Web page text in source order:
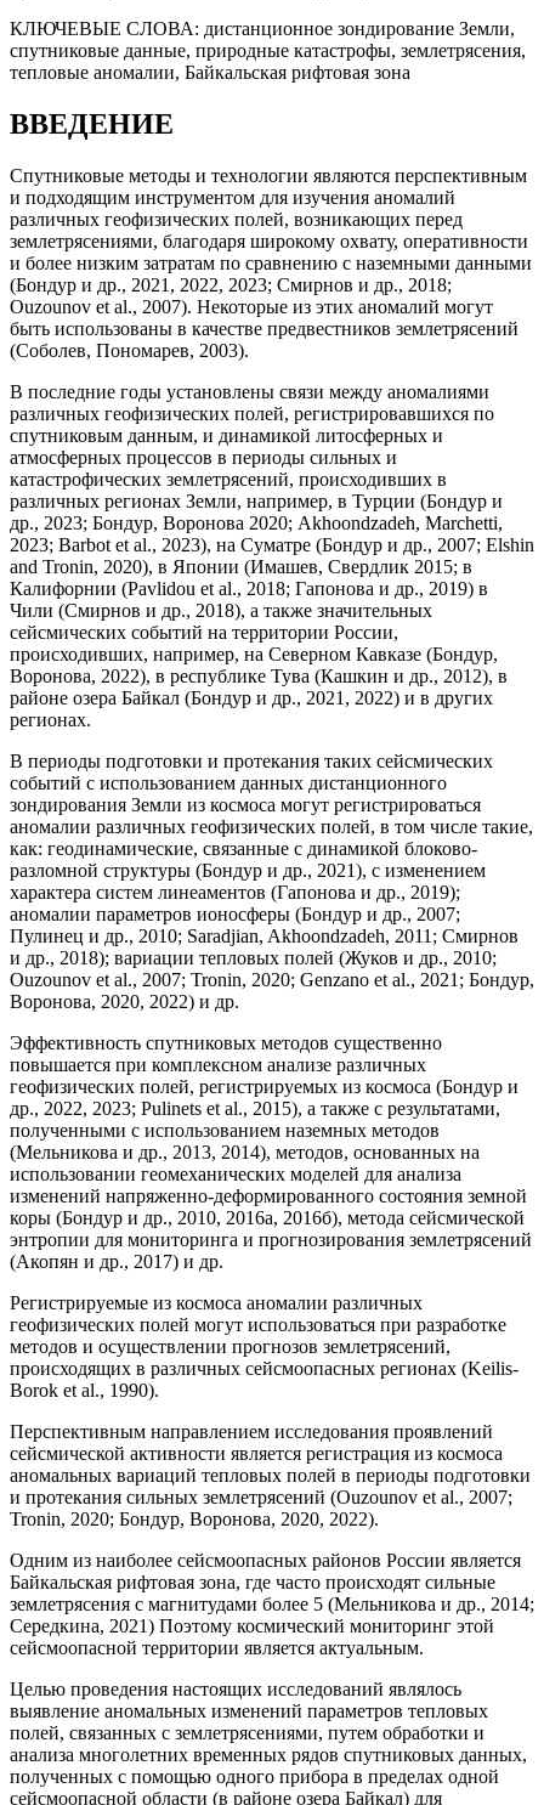
КЛЮЧЕВЫЕ СЛОВА: дистанционное зондирование Земли,
спутниковые данные, природные катастрофы, землетрясения,
тепловые аномалии, Байкальская рифтовая зона
ВВЕДЕНИЕ
Спутниковые методы и технологии являются перспективным
и подходящим инструментом для изучения аномалий
различных геофизических полей, возникающих перед
землетрясениями, благодаря широкому охвату, оперативности
и более низким затратам по сравнению с наземными данными
(Бондур и др., 2021, 2022, 2023; Смирнов и др., 2018;
Ouzounov et al., 2007). Некоторые из этих аномалий могут
быть использованы в качестве предвестников землетрясений
(Соболев, Пономарев, 2003).
В последние годы установлены связи между аномалиями
различных геофизических полей, регистрировавшихся по
спутниковым данным, и динамикой литосферных и
атмосферных процессов в периоды сильных и
катастрофических землетрясений, происходивших в
различных регионах Земли, например, в Турции (Бондур и
др., 2023; Бондур, Воронова 2020; Akhoondzadeh, Marchetti,
2023; Barbot et al., 2023), на Суматре (Бондур и др., 2007; Elshin
and Tronin, 2020), в Японии (Имашев, Свердлик 2015; в
Калифорнии (Pavlidou et al., 2018; Гапонова и др., 2019) в
Чили (Смирнов и др., 2018), а также значительных
сейсмических событий на территории России,
происходивших, например, на Северном Кавказе (Бондур,
Воронова, 2022), в республике Тува (Кашкин и др., 2012), в
районе озера Байкал (Бондур и др., 2021, 2022) и в других
регионах.
В периоды подготовки и протекания таких сейсмических
событий с использованием данных дистанционного
зондирования Земли из космоса могут регистрироваться
аномалии различных геофизических полей, в том числе такие,
как: геодинамические, связанные с динамикой блоково-
разломной структуры (Бондур и др., 2021), с изменением
характера систем линеаментов (Гапонова и др., 2019);
аномалии параметров ионосферы (Бондур и др., 2007;
Пулинец и др., 2010; Saradjian, Akhoondzadeh, 2011; Смирнов
и др., 2018); вариации тепловых полей (Жуков и др., 2010;
Ouzounov et al., 2007; Tronin, 2020; Genzano et al., 2021; Бондур,
Воронова, 2020, 2022) и др.
Эффективность спутниковых методов существенно
повышается при комплексном анализе различных
геофизических полей, регистрируемых из космоса (Бондур и
др., 2022, 2023; Pulinets et al., 2015), а также с результатами,
полученными с использованием наземных методов
(Мельникова и др., 2013, 2014), методов, основанных на
использовании геомеханических моделей для анализа
изменений напряженно-деформированного состояния земной
коры (Бондур и др., 2010, 2016а, 2016б), метода сейсмической
энтропии для мониторинга и прогнозирования землетрясений
(Акопян и др., 2017) и др.
Регистрируемые из космоса аномалии различных
геофизических полей могут использоваться при разработке
методов и осуществлении прогнозов землетрясений,
происходящих в различных сейсмоопасных регионах (Keilis-
Borok et al., 1990).
Перспективным направлением исследования проявлений
сейсмической активности является регистрация из космоса
аномальных вариаций тепловых полей в периоды подготовки
и протекания сильных землетрясений (Ouzounov et al., 2007;
Tronin, 2020; Бондур, Воронова, 2020, 2022).
Одним из наиболее сейсмоопасных районов России является
Байкальская рифтовая зона, где часто происходят сильные
землетрясения с магнитудами более 5 (Мельникова и др., 2014;
Середкина, 2021) Поэтому космический мониторинг этой
сейсмоопасной территории является актуальным.
Целью проведения настоящих исследований являлось
выявление аномальных изменений параметров тепловых
полей, связанных с землетрясениями, путем обработки и
анализа многолетних временных рядов спутниковых данных,
полученных с помощью одного прибора в пределах одной
сейсмоопасной области (в районе озера Байкал) для